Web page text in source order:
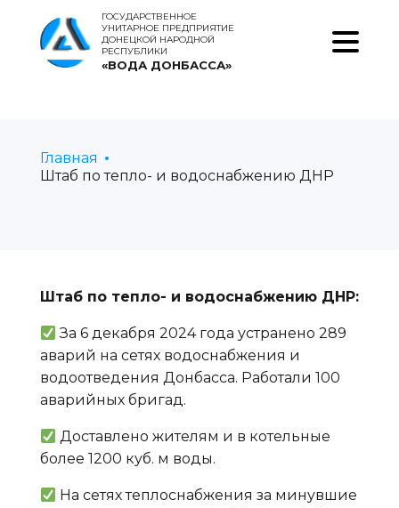
ГОСУДАРСТВЕННОЕ
УНИТАРНОЕ ПРЕДПРИЯТИЕ
ДОНЕЦКОЙ НАРОДНОЙ
РЕСПУБЛИКИ
«ВОДА ДОНБАССА»
Главная
Штаб по тепло- и водоснабжению ДНР
Штаб по тепло- и водоснабжению ДНР:
За 6 декабря 2024 года устранено 289
аварий на сетях водоснабжения и
водоотведения Донбасса. Работали 100
аварийных бригад.
Доставлено жителям и в котельные
более 1200 куб. м воды.
На сетях теплоснабжения за минувшие